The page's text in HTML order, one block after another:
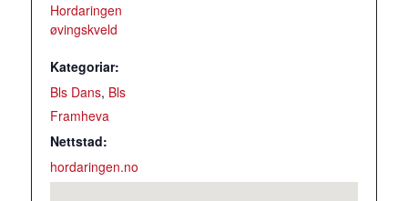
Hordaringen
øvingskveld
Kategoriar:
Bls Dans, Bls
Framheva
Nettstad:
hordaringen.no